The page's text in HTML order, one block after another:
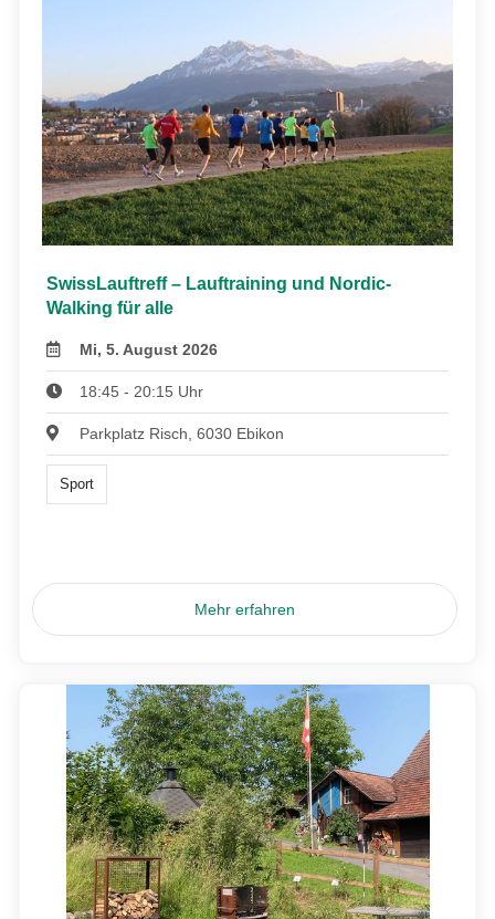
SwissLauftreff – Lauftraining und Nordic-
Walking für alle
Mi, 5. August 2026
18:45 - 20:15 Uhr
Parkplatz Risch, 6030 Ebikon
Sport
Mehr erfahren